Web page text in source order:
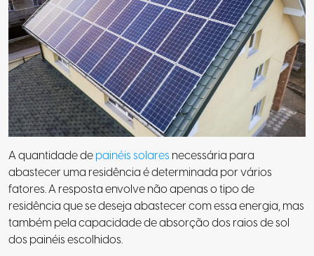
A quantidade depainéis solares necessária para
abastecer uma residência é determinada por vários
fatores. A resposta envolve não apenas o tipo de
residência que se deseja abastecer com essa energia, mas
também pela capacidade de absorção dos raios de sol
dos painéis escolhidos.